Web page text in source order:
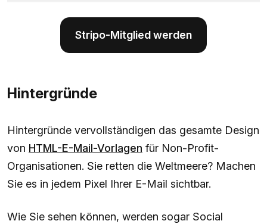
Stripo-Mitglied werden
Hintergründe
Hintergründe vervollständigen das gesamte Design
von HTML-E-Mail-Vorlagen für Non-Profit-
Organisationen. Sie retten die Weltmeere? Machen
Sie es in jedem Pixel Ihrer E-Mail sichtbar.
Wie Sie sehen können, werden sogar Social